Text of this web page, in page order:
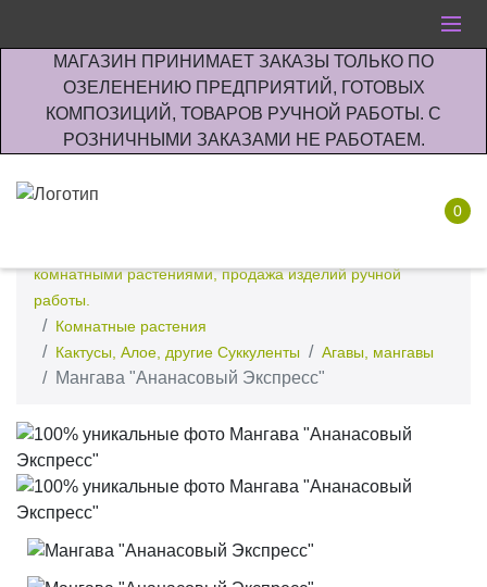
МАГАЗИН ПРИНИМАЕТ ЗАКАЗЫ ТОЛЬКО ПО
ОЗЕЛЕНЕНИЮ ПРЕДПРИЯТИЙ, ГОТОВЫХ
КОМПОЗИЦИЙ, ТОВАРОВ РУЧНОЙ РАБОТЫ. С
РОЗНИЧНЫМИ ЗАКАЗАМИ НЕ РАБОТАЕМ.
0
комнатными растениями, продажа изделий ручной
работы.
Комнатные растения
Кактусы, Алое, другие Суккуленты
Агавы, мангавы
Мангава "Ананасовый Экспресс"